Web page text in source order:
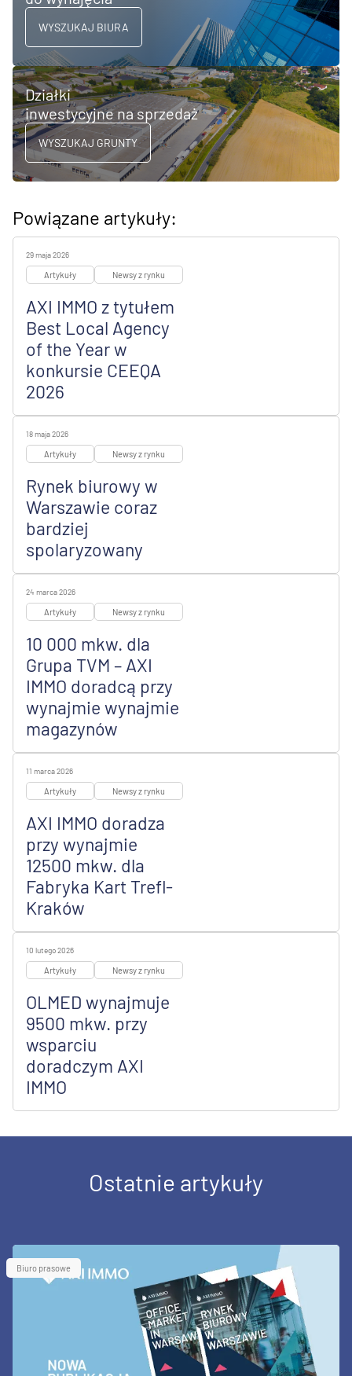
WYSZUKAJ BIURA
Działki
inwestycyjne na sprzedaż
WYSZUKAJ GRUNTY
Powiązane artykuły:
29 maja 2026
Artykuły Newsy z rynku
AXI IMMO z tytułem
Best Local Agency
of the Year w
konkursie CEEQA
2026
18 maja 2026
Artykuły Newsy z rynku
Rynek biurowy w
Warszawie coraz
bardziej
spolaryzowany
24 marca 2026
Artykuły Newsy z rynku
10 000 mkw. dla
Grupa TVM – AXI
IMMO doradcą przy
wynajmie wynajmie
magazynów
11 marca 2026
Artykuły Newsy z rynku
AXI IMMO doradza
przy wynajmie
12500 mkw. dla
Fabryka Kart Trefl-
Kraków
10 lutego 2026
Artykuły Newsy z rynku
OLMED wynajmuje
9500 mkw. przy
wsparciu
doradczym AXI
IMMO
Ostatnie artykuły
Biuro prasowe